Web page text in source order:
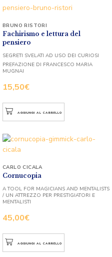
Fachirismo e lettura del
pensiero
15,50€
BRUNO RISTORI
SEGRETI SVELATI AD USO DEI CURIOSI
PREFAZIONE DI FRANCESCO MARIA
MUGNAI
AGGIUNGI AL CARRELLO
Cornucopia
45,00€
CARLO CICALA
A TOOL FOR MAGICIANS AND MENTALISTS
/ UN ATTREZZO PER PRESTIGIATORI E
MENTALISTI
AGGIUNGI AL CARRELLO